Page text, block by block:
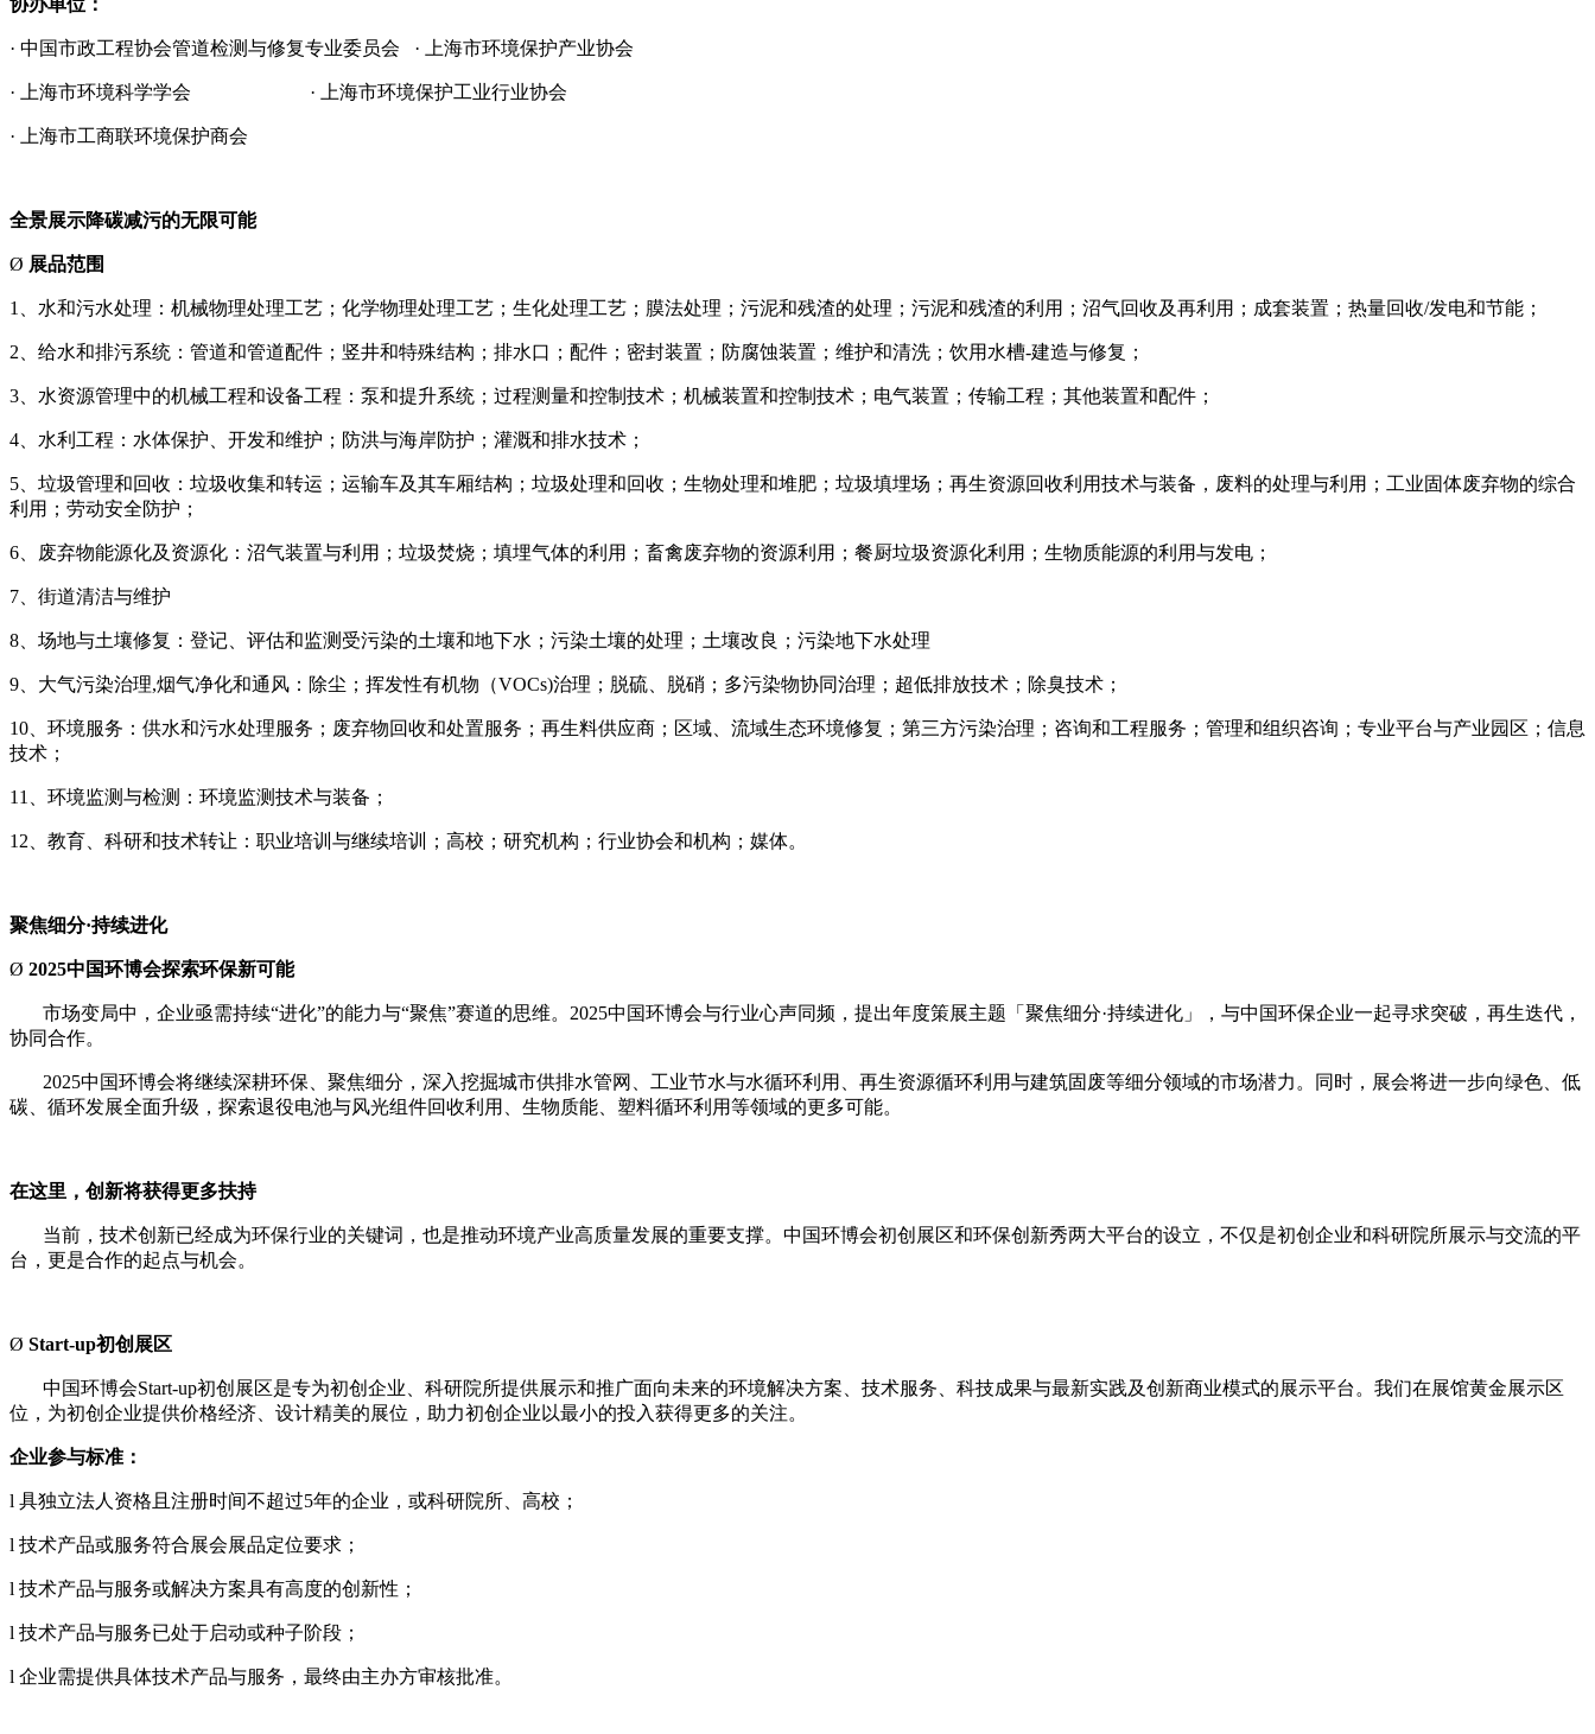
协办单位：
· 中国市政工程协会管道检测与修复专业委员会 · 上海市环境保护产业协会
· 上海市环境科学学会 · 上海市环境保护工业行业协会
· 上海市工商联环境保护商会
全景展示降碳减污的无限可能
Ø 展品范围
1、 水和污水处理：机械物理处理工艺；化学物理处理工艺；生化处理工艺；膜法处理；污泥和残渣的处理；污泥和残渣的利用；沼气回收及再利用；成套装置；热量回收/发电和节能；
2、 给水和排污系统：管道和管道配件；竖井和特殊结构；排水口；配件；密封装置；防腐蚀装置；维护和清洗；饮用水槽-建造与修复；
3、水资源管理中的机械工程和设备工程：泵和提升系统；过程测量和控制技术；机械装置和控制技术；电气装置；传输工程；其他装置和配件；
4、水利工程：水体保护、开发和维护；防洪与海岸防护；灌溉和排水技术；
5、垃圾管理和回收：垃圾收集和转运；运输车及其车厢结构；垃圾处理和回收；生物处理和堆肥；垃圾填埋场；再生资源回收利用技术与装备，废料的处理与利用；工业固体废弃物的综合
利用；劳动安全防护；
6、废弃物能源化及资源化：沼气装置与利用；垃圾焚烧；填埋气体的利用；畜禽废弃物的资源利用；餐厨垃圾资源化利用；生物质能源的利用与发电；
7、街道清洁与维护
8、场地与土壤修复：登记、评估和监测受污染的土壤和地下水；污染土壤的处理；土壤改良；污染地下水处理
9、大气污染治理,烟气净化和通风：除尘；挥发性有机物（VOCs)治理；脱硫、脱硝；多污染物协同治理；超低排放技术；除臭技术；
10、环境服务：供水和污水处理服务；废弃物回收和处置服务；再生料供应商；区域、流域生态环境修复；第三方污染治理；咨询和工程服务；管理和组织咨询；专业平台与产业园区；信息
技术；
11、环境监测与检测：环境监测技术与装备；
12、教育、科研和技术转让：职业培训与继续培训；高校；研究机构；行业协会和机构；媒体。
聚焦细分·持续进化
Ø 2025中国环博会探索环保新可能
市场变局中，企业亟需持续“进化”的能力与“聚焦”赛道的思维。2025中国环博会与行业心声同频，提出年度策展主题「聚焦细分·持续进化」，与中国环保企业一起寻求突破，再生迭代，
协同合作。
2025中国环博会将继续深耕环保、聚焦细分，深入挖掘城市供排水管网、工业节水与水循环利用、再生资源循环利用与建筑固废等细分领域的市场潜力。同时，展会将进一步向绿色、低
碳、循环发展全面升级，探索退役电池与风光组件回收利用、生物质能、塑料循环利用等领域的更多可能。
在这里，创新将获得更多扶持
当前，技术创新已经成为环保行业的关键词，也是推动环境产业高质量发展的重要支撑。中国环博会初创展区和环保创新秀两大平台的设立，不仅是初创企业和科研院所展示与交流的平
台，更是合作的起点与机会。
Ø Start-up初创展区
中国环博会Start-up初创展区是专为初创企业、科研院所提供展示和推广面向未来的环境解决方案、技术服务、科技成果与最新实践及创新商业模式的展示平台。我们在展馆黄金展示区
位，为初创企业提供价格经济、设计精美的展位，助力初创企业以最小的投入获得更多的关注。
企业参与标准：
l 具独立法人资格且注册时间不超过5年的企业，或科研院所、高校；
l 技术产品或服务符合展会展品定位要求；
l 技术产品与服务或解决方案具有高度的创新性；
l 技术产品与服务已处于启动或种子阶段；
l 企业需提供具体技术产品与服务，最终由主办方审核批准。